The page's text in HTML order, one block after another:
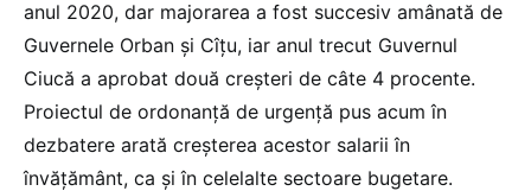
anul 2020, dar majorarea a fost succesiv amânată de
Guvernele Orban și Cîțu, iar anul trecut Guvernul
Ciucă a aprobat două creșteri de câte 4 procente.
Proiectul de ordonanță de urgență pus acum în
dezbatere arată creșterea acestor salarii în
învățământ, ca și în celelalte sectoare bugetare.